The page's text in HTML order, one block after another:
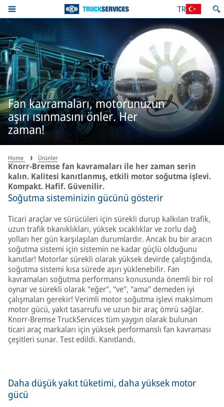
TR
Fan kavramaları, motorunuzun
aşırı ısınmasını önler. Her
zaman!
Home Ürünler
Knorr-Bremse fan kavramaları ile her zaman serin
kalın. Kalitesi kanıtlanmış, etkili motor soğutma işlevi.
Kompakt. Hafif. Güvenilir.
Soğutma sisteminizin gücünü gösterir
Ticari araçlar ve sürücüleri için sürekli durup kalkılan trafik,
uzun trafik tıkanıklıkları, yüksek sıcaklıklar ve zorlu dağ
yolları her gün karşılaşılan durumlardır. Ancak bu bir aracın
soğutma sistemi için sistemin ne kadar güçlü olduğunu
kanıtlar! Motorlar sürekli olarak yüksek devirde çalıştığında,
soğutma sistemi kısa sürede aşırı yüklenebilir. Fan
kavramaları soğutma performansı konusunda önemli bir rol
oynar ve sürekli olarak "eğer", "ve", "ama" demeden iyi
çalışmaları gerekir! Verimli motor soğutma işlevi maksimum
motor gücü, yakıt tasarrufu ve uzun bir araç ömrü sağlar.
Knorr-Bremse TruckServices tüm yaygın olarak bulunan
ticari araç markaları için yüksek performanslı fan kavraması
çeşitleri sunar. Test edildi. Kanıtlandı.
Daha düşük yakıt tüketimi, daha yüksek motor
gücü